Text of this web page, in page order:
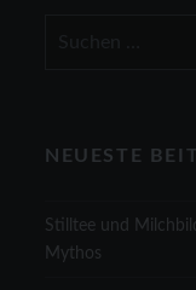
NEUESTE
Stilltee und
Mythos